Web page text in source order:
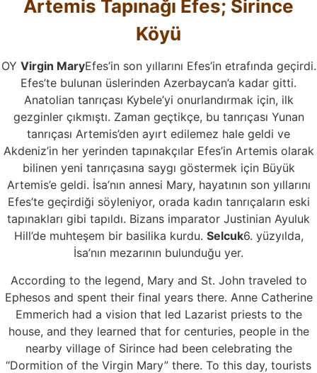
Artemis Tapınağı Efes; Sirince
Köyü
OY Virgin MaryEfes’in son yıllarını Efes’in etrafında geçirdi.
Efes’te bulunan üslerinden Azerbaycan’a kadar gitti.
Anatolian tanrıçası Kybele’yi onurlandırmak için, ilk
gezginler çıkmıştı. Zaman geçtikçe, bu tanrıçası Yunan
tanrıçası Artemis’den ayırt edilemez hale geldi ve
Akdeniz’in her yerinden tapınakçılar Efes’in Artemis olarak
bilinen yeni tanrıçasına saygı göstermek için Büyük
Artemis’e geldi. İsa’nın annesi Mary, hayatının son yıllarını
Efes’te geçirdiği söyleniyor, orada kadın tanrıçaların eski
tapınakları gibi tapıldı. Bizans imparator Justinian Ayuluk
Hill’de muhteşem bir basilika kurdu. Selcuk6. yüzyılda,
İsa’nın mezarının bulunduğu yer.
According to the legend, Mary and St. John traveled to
Ephesos and spent their final years there. Anne Catherine
Emmerich had a vision that led Lazarist priests to the
house, and they learned that for centuries, people in the
nearby village of Sirince had been celebrating the
“Dormition of the Virgin Mary” there. To this day, tourists